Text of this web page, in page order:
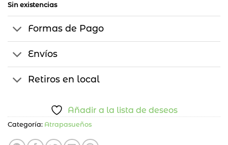
Sin existencias
Formas de Pago
Envíos
Retiros en local
Añadir a la lista de deseos
Categoría: Atrapasueños